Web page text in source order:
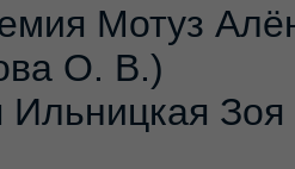
Мотуз
О. В.)
Ильницкая